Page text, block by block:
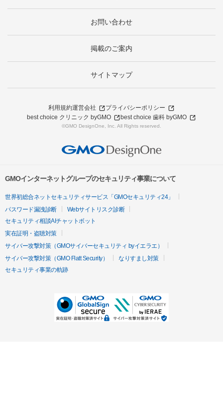
お問い合わせ
掲載のご案内
サイトマップ
利用規約運営会社
プライバシーポリシー
best choice クリニック byGMO
best choice 歯科 byGMO
©GMO DesignOne, Inc. All Rights reserved.
GMOインターネットグループのセキュリティ事業について
世界初総合ネットセキュリティサービス「GMOセキュリティ24」
パスワード漏洩診断
Webサイトリスク診断
セキュリティ相談AIチャットボット
実在証明・盗聴対策
サイバー攻撃対策（GMOサイバーセキュリティ byイエラエ）
サイバー攻撃対策（GMO Flatt Security）
なりすまし対策
セキュリティ事業の軌跡